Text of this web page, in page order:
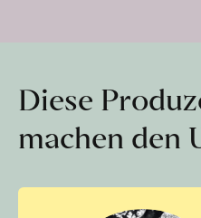
Diese
machen den